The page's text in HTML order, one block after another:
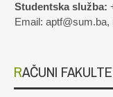
Studentska služba:
Email:
RAČUNI